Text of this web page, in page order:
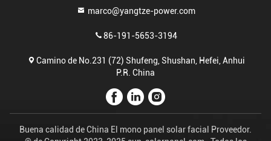
marco@yangtze-power.com
86-191-5653-3194
Camino de No.231 (72) Shufeng, Shushan, Hefei, Anhui
P.R. China
Buena calidad de China El mono panel solar facial Proveedor.